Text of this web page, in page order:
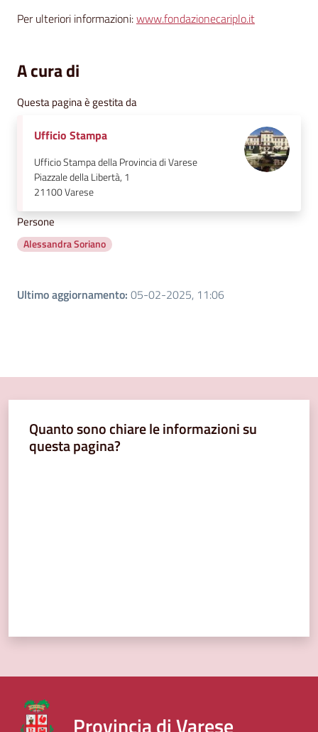
Per ulteriori informazioni:www.fondazionecariplo.it
A cura di
Questa pagina è gestita da
Ufficio Stampa
Ufficio Stampa della Provincia di Varese
Piazzale della Libertà, 1
21100Varese
Persone
Alessandra Soriano
Ultimo aggiornamento: 05-02-2025, 11:06
Quanto sono chiare le informazioni su
questa pagina?
Provincia di Varese